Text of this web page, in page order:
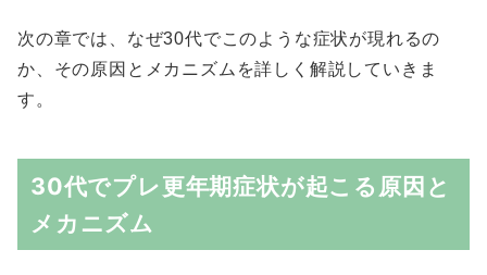
次の章では、なぜ30代でこのような症状が現れるの
か、その原因とメカニズムを詳しく解説していきま
す。
30代でプレ更年期症状が起こる原因と
メカニズム